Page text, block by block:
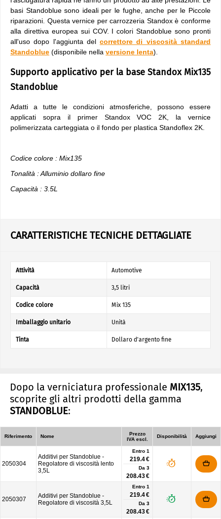
basi Standoblue sono ideali per le fughe, anche per le Piccole
riparazioni. Questa vernice per carrozzeria Standox è conforme
alla direttiva europea sui COV. I colori Standoblue sono pronti
all'uso dopo l'aggiunta delcorrettore di viscosità standard
Standoblue (disponibile nella versione lenta).
Supporto applicativo per la base Standox Mix135
Standoblue
Adatti a tutte le condizioni atmosferiche, possono essere
applicati sopra il primer Standox VOC 2K, la vernice
polimerizzata carteggiata o il fondo per plastica Standoflex 2K.
Codice colore : Mix135
Tonalità : Alluminio dollaro fine
Capacità : 3.5L
CARATTERISTICHE TECNICHE DETTAGLIATE
Attività Automotive
Capacità 3,5 litri
Codice colore Mix 135
Imballaggio unitario Unità
Tinta Dollaro d'argento fine
Dopo la verniciatura professionale MIX135,
scoprite gli altri prodotti della gamma
STANDOBLUE:
Riferimento Nome
Prezzo
IVA escl.
Disponibilità Aggiungi
2050304
Additivi per Standoblue -
Regolatore di viscosità lento
3,5L
Entro 1
219.4 €
Da 3
208.43 €
2050307
Additivi per Standoblue -
Regolatore di viscosità 3,5L
Entro 1
219.4 €
Da 3
208.43 €